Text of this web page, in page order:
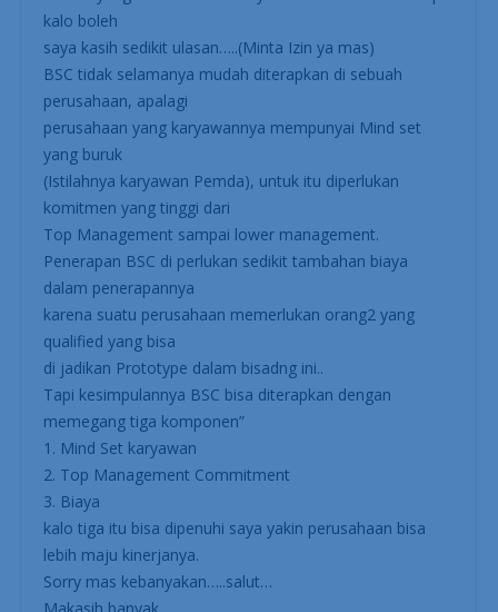
di Blog ini.
saat ini saya bekerja di perusahaan yang sedang
menerapkan BSC.
saya sudah 7 tahun mengontrol BSC di perusahaan
kami.
semua yang di tulis oleh mas yodhia adalah benar….tapi
kalo boleh
saya kasih sedikit ulasan…..(Minta Izin ya mas)
BSC tidak selamanya mudah diterapkan di sebuah
perusahaan, apalagi
perusahaan yang karyawannya mempunyai Mind set
yang buruk
(Istilahnya karyawan Pemda), untuk itu diperlukan
komitmen yang tinggi dari
Top Management sampai lower management.
Penerapan BSC di perlukan sedikit tambahan biaya
dalam penerapannya
karena suatu perusahaan memerlukan orang2 yang
qualified yang bisa
di jadikan Prototype dalam bisadng ini..
Tapi kesimpulannya BSC bisa diterapkan dengan
memegang tiga komponen”
1. Mind Set karyawan